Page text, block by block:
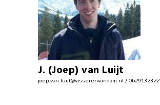
J. (Joep) van Luijt
joep.van.luijt@visserenvandam.nl / 0629132322